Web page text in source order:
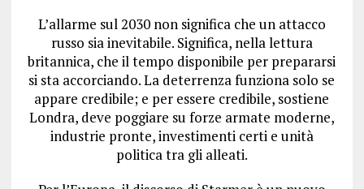
L’allarme sul 2030 non significa che un attacco
russo sia inevitabile. Significa, nella lettura
britannica, che il tempo disponibile per prepararsi
si sta accorciando. La deterrenza funziona solo se
appare credibile; e per essere credibile, sostiene
Londra, deve poggiare su forze armate moderne,
industrie pronte, investimenti certi e unità
politica tra gli alleati.